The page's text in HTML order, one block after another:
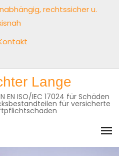
rechtssicher u.
Lange
ISO/IEC 17024 für Schäden
für versicherte